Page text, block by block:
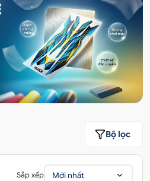
Bộ lọc
Sắp xếp Mới nhất